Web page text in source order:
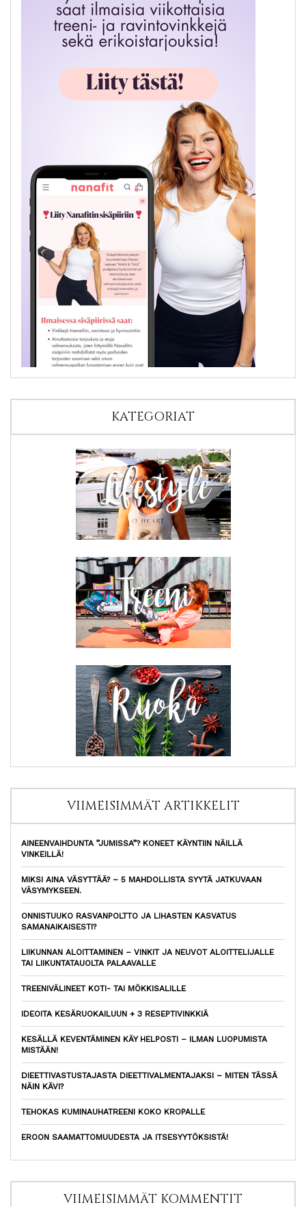
KATEGORIAT
VIIMEISIMMÄT ARTIKKELIT
AINEENVAIHDUNTA ”JUMISSA”? KONEET KÄYNTIIN NÄILLÄ
VINKEILLÄ!
MIKSI AINA VÄSYTTÄÄ? – 5 MAHDOLLISTA SYYTÄ JATKUVAAN
VÄSYMYKSEEN.
ONNISTUUKO RASVANPOLTTO JA LIHASTEN KASVATUS
SAMANAIKAISESTI?
LIIKUNNAN ALOITTAMINEN – VINKIT JA NEUVOT ALOITTELIJALLE
TAI LIIKUNTATAUOLTA PALAAVALLE
TREENIVÄLINEET KOTI- TAI MÖKKISALILLE
IDEOITA KESÄRUOKAILUUN + 3 RESEPTIVINKKIÄ
KESÄLLÄ KEVENTÄMINEN KÄY HELPOSTI – ILMAN LUOPUMISTA
MISTÄÄN!
DIEETTIVASTUSTAJASTA DIEETTIVALMENTAJAKSI – MITEN TÄSSÄ
NÄIN KÄVI?
TEHOKAS KUMINAUHATREENI KOKO KROPALLE
EROON SAAMATTOMUUDESTA JA ITSESYYTÖKSISTÄ!
VIIMEISIMMÄT KOMMENTIT